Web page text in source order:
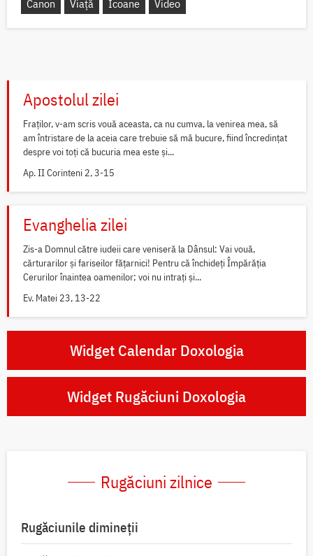
Canon Viață Icoane Video
Apostolul zilei
Fraților, v-am scris vouă aceasta, ca nu cumva, la venirea mea, să
am întristare de la aceia care trebuie să mă bucure, fiind încredințat
despre voi toți că bucuria mea este și...
Ap. II Corinteni 2, 3-15
Evanghelia zilei
Zis-a Domnul către iudeii care veniseră la Dânsul: Vai vouă,
cărturarilor și fariseilor fățarnici! Pentru că închideți Împărăția
Cerurilor înaintea oamenilor; voi nu intrați și...
Ev. Matei 23, 13-22
Widget Calendar Doxologia
Widget Rugăciuni Doxologia
Rugăciuni zilnice
Rugăciunile dimineții